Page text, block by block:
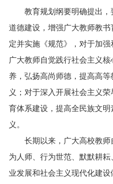
教育规划纲要明确提出，
道德建设，增强广大教师教
定并实施《规范》，对于加
广大教师自觉践行社会主义
养，弘扬高尚师德，提高高
义；对于深入开展社会主义
育体系建设，提高全民族文
义。
长期以来，广大高校教师
为人师、行为世范、默默耕
业发展和社会主义现代化建